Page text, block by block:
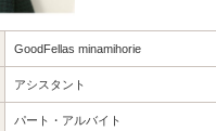
GoodFellas minamihorie
アシスタント
パート・アルバイト